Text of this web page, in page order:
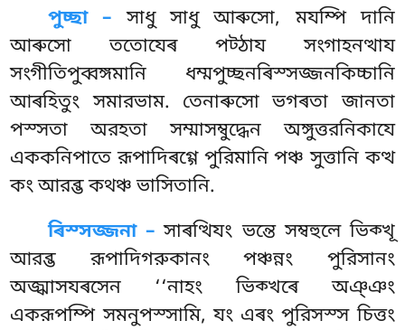
পুচ্ছা – সাধু সাধু আৰুসো, মযম্পি দানি
আৰুসো ততোযেৰ পট্ঠায সংগাহনত্থায
সংগীতিপুব্বঙ্গমানি ধম্মপুচ্ছনৰিস্সজ্জনকিচ্চানি
আৰহিতুং সমারভাম. তেনাৰুসো ভগৰতা জানতা
পস্সতা অরহতা সম্মাসম্বুদ্ধেন অঙ্গুত্তরনিকাযে
এককনিপাতে রূপাদিৰগ্গে পুরিমানি পঞ্চ সুত্তানি কত্থ
কং আরব্ভ কথঞ্চ ভাসিতানি.
ৰিস্সজ্জনা – সাৰত্থিযংভন্তে সম্বহুলে ভিক্খূ
আরব্ভ রূপাদিগরুকানং পঞ্চন্নং পুরিসানং
অজ্ঝাসযৰসেন ‘‘নাহং ভিক্খৰে অঞ্ঞং
একরূপম্পি সমনুপস্সামি, যং এৰং পুরিসস্স চিত্তং